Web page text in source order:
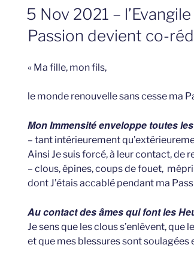
GEPLAATST
OP
5 Nov 2021 –
Passion devient co-
« Ma fille, mon fils,
le monde renouvelle sans cesse ma
Mon Immensité enveloppe toutes
– tant intérieurement
Ainsi Je suis forcé, à leur contact, de
– clous, épines, coups de fouet,
dont J’étais accablé pendant ma
Au contact des âmes qui font les
Je sens que les clous s’enlèvent, que
et que mes blessures sont